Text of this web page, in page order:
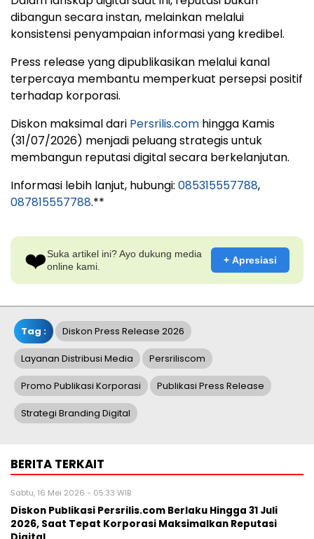
dibangun secara instan, melainkan melalui
konsistensi penyampaian informasi yang kredibel.
Press release yang dipublikasikan melalui kanal
terpercaya membantu memperkuat persepsi positif
terhadap korporasi.
Diskon maksimal dari Persrilis.com hingga Kamis
(31/07/2026) menjadi peluang strategis untuk
membangun reputasi digital secara berkelanjutan.
Informasi lebih lanjut, hubungi: 085315557788,
087815557788.**
❤️Suka artikel ini? Ayo dukung media
online kami.
+ Apresiasi
Tag : Diskon Press Release 2026
Layanan Distribusi Media Persriliscom
Promo Publikasi Korporasi Publikasi Press Release
Strategi Branding Digital
BERITA TERKAIT
Sabtu, 16 Mei 2026 - 05:33 WIB
Diskon Publikasi Persrilis.com Berlaku Hingga 31 Juli
2026, Saat Tepat Korporasi Maksimalkan Reputasi